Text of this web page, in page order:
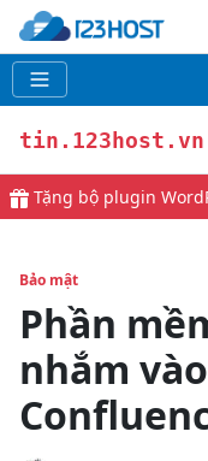
tin.123host.vn
Tặng bộ plugin
Bảo mật
Phần
nhắm